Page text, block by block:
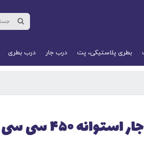
بطری پلاستیکی، پت درب جار درب بطری
سی